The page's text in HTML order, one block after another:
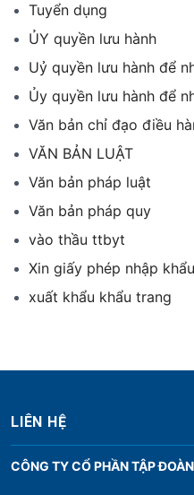
Tuyển dụng
ỦY quyền lưu hành
Uỷ quyền lưu hành để
Ủy quyền lưu hành để
Văn bản chỉ đạo điều
VĂN BẢN LUẬT
Văn bản pháp luật
Văn bản pháp quy
vào thầu ttbyt
Xin giấy phép nhập
xuất khẩu khẩu trang
LIÊN HỆ
CÔNG TY CỔ PHẦN TẬP